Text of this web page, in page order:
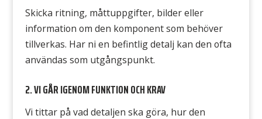
Skicka ritning, måttuppgifter, bilder eller
information om den komponent som behöver
tillverkas. Har ni en befintlig detalj kan den ofta
användas som utgångspunkt.
2. VI GÅR IGENOM FUNKTION OCH KRAV
Vi tittar på vad detaljen ska göra, hur den